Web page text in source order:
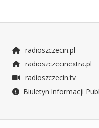
radioszczecin.pl
radioszczecinextra.pl
radioszczecin.tv
Biuletyn Informacji